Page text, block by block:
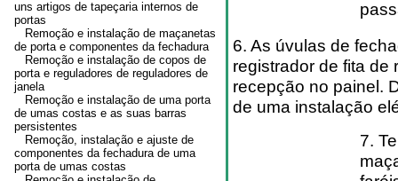
uns artigos de tapeçaria internos de
portas
Remoção e instalação de maçanetas
de porta e componentes da fechadura
Remoção e instalação de copos de
porta e reguladores de reguladores de
janela
Remoção e instalação de uma porta
de umas costas e as suas barras
persistentes
Remoção, instalação e ajuste de
componentes da fechadura de uma
porta de umas costas
6. As úvulas de
registrador de fita de
recepção no painel.
de uma instalação
7.